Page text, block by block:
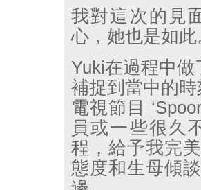
我對這次的見
心，她也是如此
Yuki在過程中做
補捉到當中的
電視節目
員或一些很久
程，給予我完
態度和生母傾